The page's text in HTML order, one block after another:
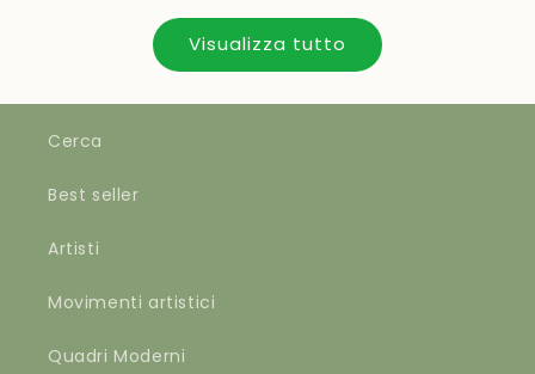
Visualizza tutto
Cerca
Best seller
Artisti
Movimenti artistici
Quadri Moderni